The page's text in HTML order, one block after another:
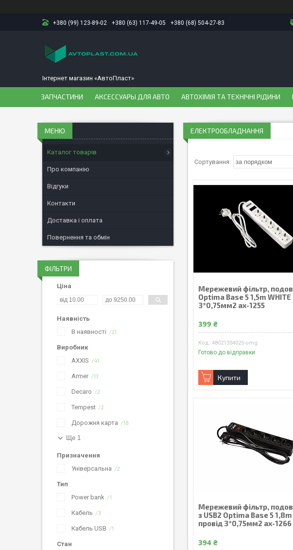
+380 (99) 123-89-02 +380 (63) 117-49-05 +380 (68) 504-27-83
Інтернет магазин «АвтоПласт»
ЗАПЧАСТИНИ АКСЕССУАРЫ ДЛЯ АВТО АВТОХІМІЯ ТА ТЕХНІЧНІ РІДИНИ
ЕЛЕКТРООБЛАДНАННЯ
Мережевий фільтр,
Optima Base 5 1,5m WHITE
3*0,75мм2 ax-1255
399 ₴
48021334025-omg
Готово до відправки
Купити
Мережевий фільтр,
з USB2 Optima Base 5 1,8m
провід 3*0,75мм2 ax-1266
394 ₴
Каталог товарів
Про компанію
Відгуки
Контакти
Доставка і оплата
Повернення та обмін
ФІЛЬТРИ
Ціна
Наявність
В наявності
21
Виробник
AXXIS
41
Armer 13
Decaro 2
Tempest 2
Дорожня карта 18
Ще 1
Призначення
Універсальна
2
Тип
Power bank
1
Кабель 3
Кабель USB 1
Стан